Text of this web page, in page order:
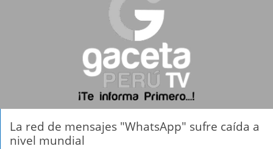
La red de mensajes "WhatsApp" sufre caída a
nivel mundial